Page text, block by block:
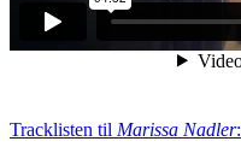
Tracklisten til Marissa Nadler: